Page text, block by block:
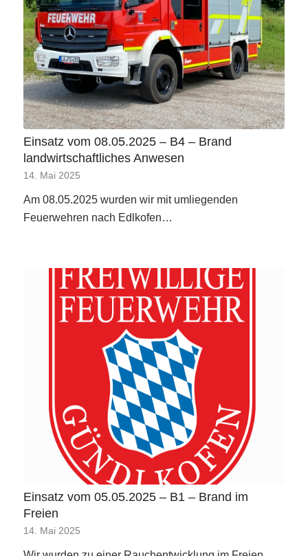
Einsatz vom 08.05.2025 – B4 – Brand
landwirtschaftliches Anwesen
14. Mai 2025
Am 08.05.2025 wurden wir mit umliegenden
Feuerwehren nach Edlkofen…
Einsatz vom 05.05.2025 – B1 – Brand im
Freien
14. Mai 2025